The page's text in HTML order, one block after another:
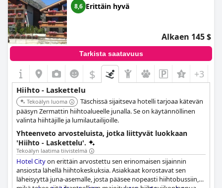
8,6 Erittäin hyvä
Alkaen 145 $
Tarkista saatavuus
$ +3
Hiihto - Laskettelu
Tekoälyn luoma
Täschissä sijaitseva hotelli tarjoaa kätevän
pääsyn Zermattin hiihtoalueelle junalla. Se on käytännöllinen
valinta hiihtäjille ja lumilautailijoille.
Yhteenveto arvosteluista, jotka liittyvät luokkaan
'Hiihto - Laskettelu'.
Tekoälyn laatima tiivistelmä
Hotel Cityon erittäin arvostettu sen erinomaisen sijainnin
ansiosta lähellä hiihtokeskuksia. Asiakkaat korostavat sen
läheisyyttä juna-asemalle, josta pääsee nopeasti hiihtobussiin,